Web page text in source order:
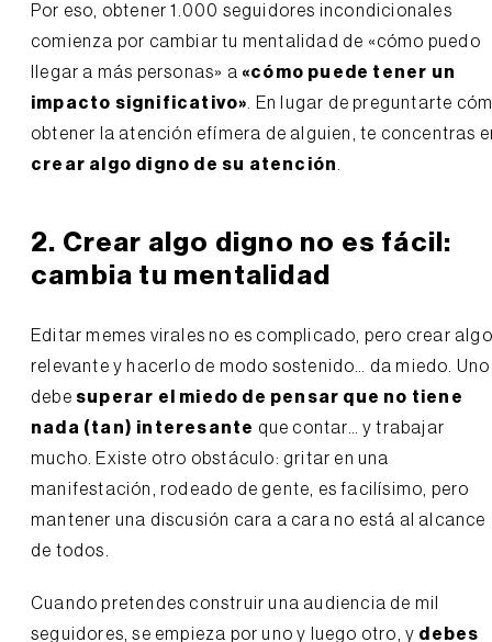
Por eso, obtener 1.000 seguidores incondicionales
comienza por cambiar tu mentalidad de «cómo puedo
llegar a más personas» a «cómo puede tener un
impacto significativo» . En lugar de preguntarte
obtener la atención efímera de alguien, te concentras
crear algo digno de su atención
2. Crear algo digno no es fácil:
cambia tu mentalidad
Editar memes virales no es complicado, pero crear algo
relevante y hacerlo de modo sostenido… da miedo. Uno
debe superar el miedo de pensar que no tiene
nada (tan) interesante que contar… y trabajar
mucho. Existe otro obstáculo: gritar en una
manifestación, rodeado de gente, es facilísimo, pero
mantener una discusión cara a cara no está al alcance
de todos.
Cuando pretendes construir una audiencia de mil
seguidores, se empieza por uno y luego otro, y debes